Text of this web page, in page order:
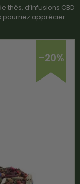
thés, d’infusions CBD
pourriez apprécier :
-20%